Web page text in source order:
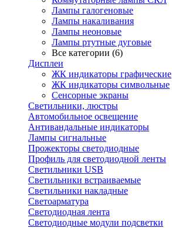
Лампы галогеновые
Лампы накаливания
Лампы неоновые
Лампы ртутные дуговые
Все категории (6)
Дисплеи
ЖК индикаторы графические
ЖК индикаторы символьные
Сенсорные экраны
Cветильники, люстры
Автомобильное освещение
Антивандальные индикаторы
Лампы сигнальные
Прожекторы светодиодные
Профиль для светодиодной ленты
Светильники USB
Светильники встраиваемые
Светильники накладные
Светоарматура
Светодиодная лента
Светодиодные модули подсветки